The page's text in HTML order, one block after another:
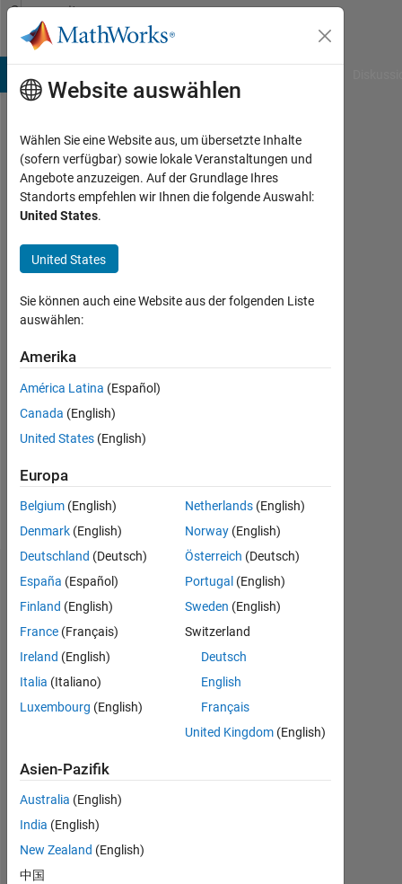
Weiter zum Inhalt
Community
Profile
Amr
Hashem
faculty
of
engineering
Aktiv
seit
0
Following:
Follow
Empfehlungen
login
to
endorse
person
skill
Website auswählen
Wählen Sie eine Website aus, um übersetzte Inhalte
(sofern verfügbar) sowie lokale Veranstaltungen und
Angebote anzuzeigen. Auf der Grundlage Ihres
Standorts empfehlen wir Ihnen die folgende Auswahl:
United States.
United States
Sie können auch eine Website aus der folgenden Liste
auswählen:
Amerika
América Latina (Español)
Canada (English)
United States (English)
Europa
Belgium (English)
Denmark (English)
Deutschland (Deutsch)
España (Español)
Finland (English)
France (Français)
Ireland (English)
Italia (Italiano)
Luxembourg (English)
Netherlands (English)
Norway (English)
Österreich (Deutsch)
Portugal (English)
Sweden (English)
Switzerland
Deutsch
English
Français
United Kingdom (English)
Asien-Pazifik
Australia (English)
India (English)
New Zealand (English)
中国